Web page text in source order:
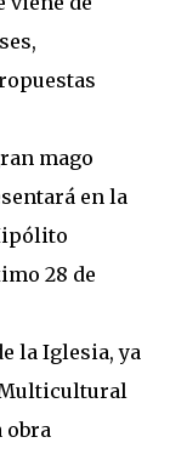
mago
en la
28 de
la Iglesia, ya
Multicultural
obra